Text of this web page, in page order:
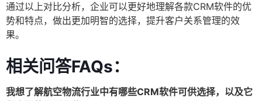
通过以上对比分析，企业可以更好地理解各款CRM软件的优
势和特点，做出更加明智的选择，提升客户关系管理的效
果。
相关问答FAQs：
我想了解航空物流行业中有哪些CRM软件可供选择，以及它